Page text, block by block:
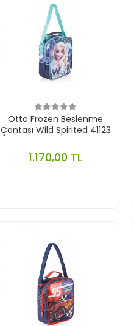
Otto Frozen Beslenme
Çantası Wild Spirited 41123
1.170,00 TL